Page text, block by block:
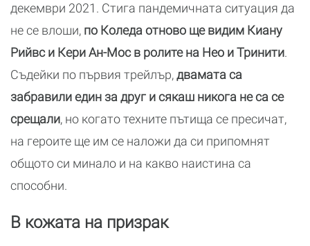
декември 2021. Стига пандемичната ситуация да
не се влоши, по Коледа отново ще видим Киану
Рийвс и Кери Ан-Мос в ролите на Нео и Тринити.
Съдейки по първия трейлър,двамата са
забравили един за друг и сякаш никога не са се
срещали, но когато техните пътища се пресичат,
на героите ще им се наложи да си припомнят
общото си минало и на какво наистина са
способни.
В кожата на призрак